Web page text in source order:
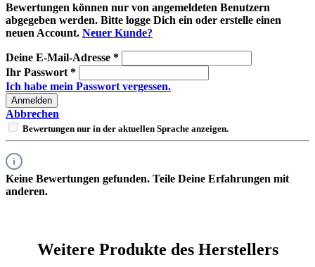
Bewertungen können nur von angemeldeten Benutzern
abgegeben werden. Bitte logge Dich ein oder erstelle einen
neuen Account. Neuer Kunde?
Deine E-Mail-Adresse *
Ihr Passwort *
Ich habe mein Passwort vergessen.
Anmelden
Abbrechen
Bewertungen nur in der aktuellen Sprache anzeigen.
Keine Bewertungen gefunden. Teile Deine Erfahrungen mit
anderen.
Weitere Produkte des Herstellers